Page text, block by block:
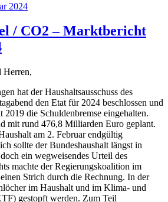
2024
/ CO2 – Marktbericht
Herren,
hat der Haushaltsausschuss des
den Etat für 2024 beschlossen und
2019 die Schuldenbremse eingehalten.
mit rund 476,8 Milliarden Euro geplant.
am 2. Februar endgültig
sollte der Bundeshaushalt längst in
ein wegweisendes Urteil des
machte der Regierungskoalition im
Strich durch die Rechnung. In der
im Haushalt und im Klima- und
gestopft werden. Zum Teil